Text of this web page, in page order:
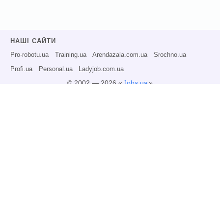
НАШІ САЙТИ
Pro-robotu.ua Training.ua Arendazala.com.ua Srochno.ua
Profi.ua Personal.ua Ladyjob.com.ua
© 2002 — 2026 « Jobs.ua»